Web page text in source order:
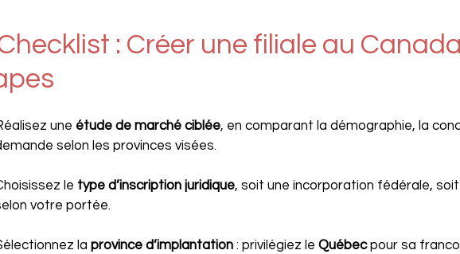
: Créer une filiale au
une étude de marché ciblée, en comparant la démographie, la
selon les provinces visées.
le type d’inscription juridique, soit une incorporation fédérale, soit
votre portée.
la province d’implantation : privilégiez le Québec pour sa